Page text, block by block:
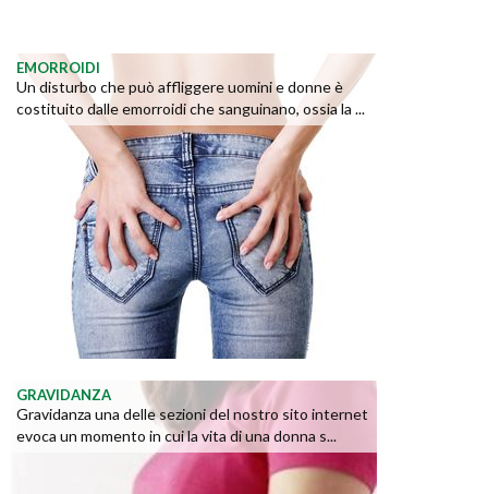
EMORROIDI
Un disturbo che può affliggere uomini e donne è
costituito dalle emorroidi che sanguinano, ossia la ...
GRAVIDANZA
Gravidanza una delle sezioni del nostro sito internet
evoca un momento in cui la vita di una donna s...